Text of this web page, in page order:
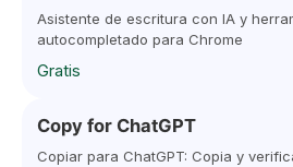
Asistente de escritura con IA y
autocompletado para Chrome
Gratis
Copy for ChatGPT
Copiar para ChatGPT: Copia y